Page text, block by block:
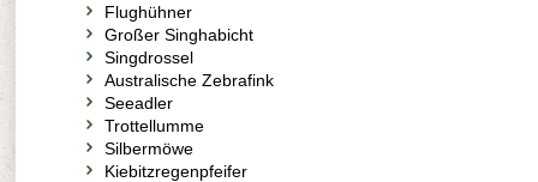
Flughühner
Großer Singhabicht
Singdrossel
Australische Zebrafink
Seeadler
Trottellumme
Silbermöwe
Kiebitzregenpfeifer